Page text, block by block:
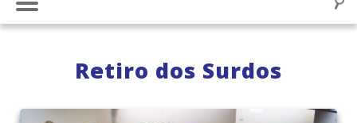
Retiro dos Surdos